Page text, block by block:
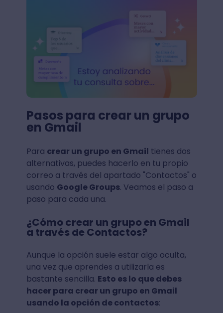
Pasos para crear un grupo
en Gmail
Para crear un grupo en Gmail tienes dos
alternativas, puedes hacerlo en tu propio
correo a través del apartado "Contactos" o
usando Google Groups. Veamos el paso a
paso para cada una.
¿Cómo crear un grupo en Gmail
a través de Contactos?
Aunque la opción suele estar algo oculta,
una vez que aprendes a utilizarla es
bastante sencilla. Esto es lo que debes
hacer para crear un grupo en Gmail
usando la opción de contactos: